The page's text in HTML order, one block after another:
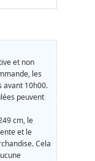
et non
les
avant 10h00.
peuvent
cm, le
et le
Cela